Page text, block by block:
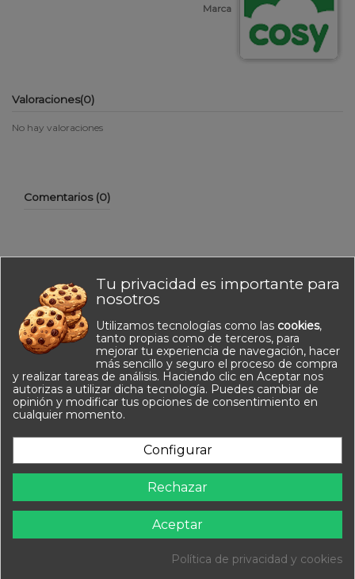
Marca
Valoraciones(0)
No hay valoraciones
Comentarios (0)
No hay reseñas de clientes en este momento.
Información
Contacto
Síguenos
Tu privacidad es importante para
nosotros
Utilizamos tecnologías como las cookies,
tanto propias como de terceros, para
mejorar tu experiencia de navegación, hacer
más sencillo y seguro el proceso de compra
y realizar tareas de análisis. Haciendo clic en Aceptar nos
autorizas a utilizar dicha tecnología. Puedes cambiar de
opinión y modificar tus opciones de consentimiento en
cualquier momento.
Configurar
Rechazar
Aceptar
Política de privacidad y cookies